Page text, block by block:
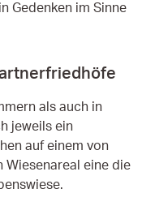
Gedenken im Sinne
als auch in
jeweils ein
auf einem von
Wiesenareal eine die